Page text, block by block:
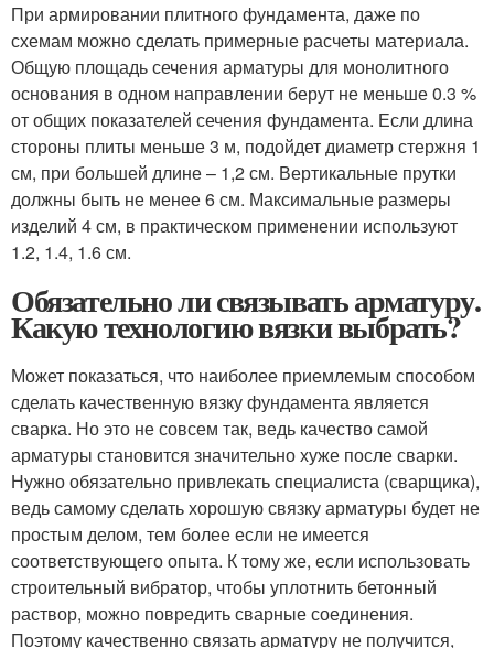
При армировании плитного фундамента, даже по
схемам можно сделать примерные расчеты материала.
Общую площадь сечения арматуры для монолитного
основания в одном направлении берут не меньше 0.3 %
от общих показателей сечения фундамента. Если длина
стороны плиты меньше 3 м, подойдет диаметр стержня 1
см, при большей длине – 1,2 см. Вертикальные прутки
должны быть не менее 6 см. Максимальные размеры
изделий 4 см, в практическом применении используют
1.2, 1.4, 1.6 см.
Обязательно ли связывать арматуру.
Какую технологию вязки выбрать?
Может показаться, что наиболее приемлемым способом
сделать качественную вязку фундамента является
сварка. Но это не совсем так, ведь качество самой
арматуры становится значительно хуже после сварки.
Нужно обязательно привлекать специалиста (сварщика),
ведь самому сделать хорошую связку арматуры будет не
простым делом, тем более если не имеется
соответствующего опыта. К тому же, если использовать
строительный вибратор, чтобы уплотнить бетонный
раствор, можно повредить сварные соединения.
Поэтому качественно связать арматуру не получится,